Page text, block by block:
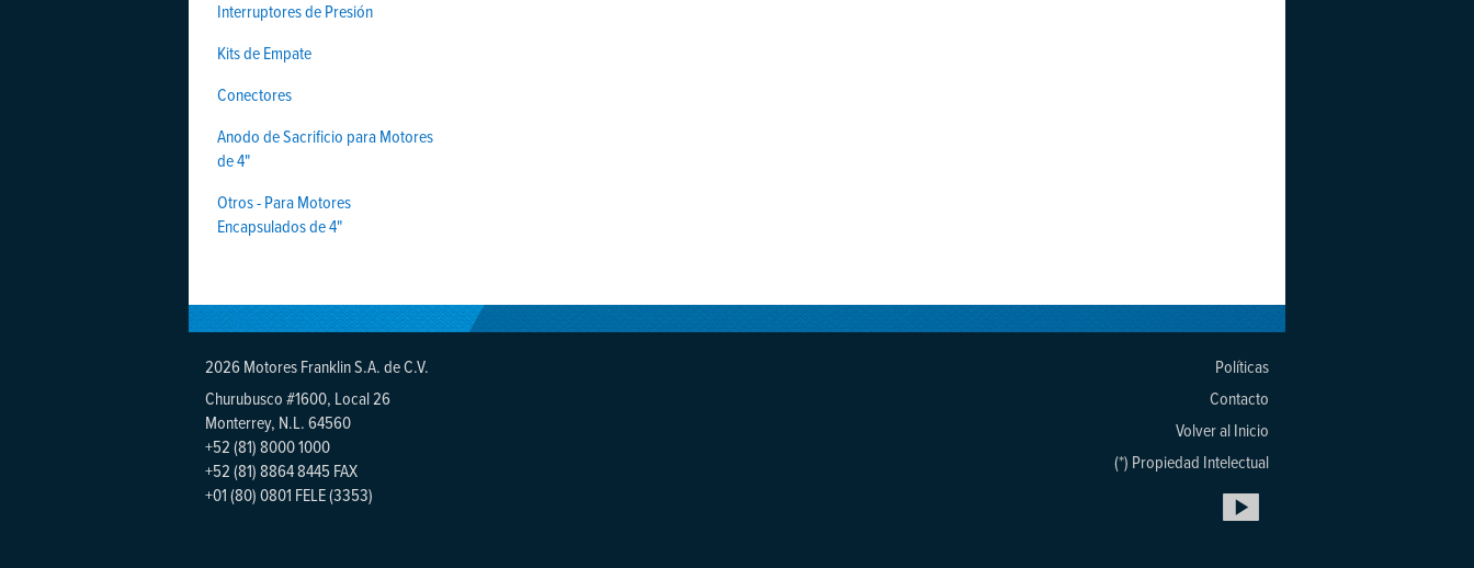
Interruptores de Presión
Kits de Empate
Conectores
Anodo de Sacrificio para Motores
de 4"
Otros - Para Motores
Encapsulados de 4"
2026 Motores Franklin S.A. de C.V.
Churubusco #1600, Local 26
Monterrey, N.L. 64560
+52 (81) 8000 1000
+52 (81) 8864 8445 FAX
+01 (80) 0801 FELE (3353)
Políticas
Contacto
Volver al Inicio
(*) Propiedad Intelectual